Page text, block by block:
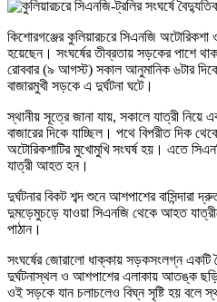
কিশোরগঞ্জের কুলিয়ারচরে সিএনজি
হয়েছেন। সংঘর্ষের তীব্রতায় সড়কের পাশে
রোববার (৯ আগস্ট) সকাল আনুমানিক ৬টার
বাজারমুখী সড়কে এ দুর্ঘটনা ঘটে।
স্থানীয় সূত্রে জানা যায়, সকালে যাত্রী নিয়ে
বাজারের দিকে যাচ্ছিল। পথে বিপরীত দিক
অটোরিকশাটির মুখোমুখি সংঘর্ষ হয়। এতে
যাত্রী আহত হন।
দুর্ঘটনার বিকট শব্দ শুনে আশপাশের
দুমড়েমুচড়ে যাওয়া সিএনজি থেকে আহত
পাঠান।
সংঘর্ষের জোরালো ধাক্কায় সড়কসংলগ্ন একটি
দুর্ঘটনাস্থল ও আশপাশের এলাকায় আতঙ্ক
ওই সড়কে যান চলাচলেও বিঘ্ন সৃষ্টি হয় বলে